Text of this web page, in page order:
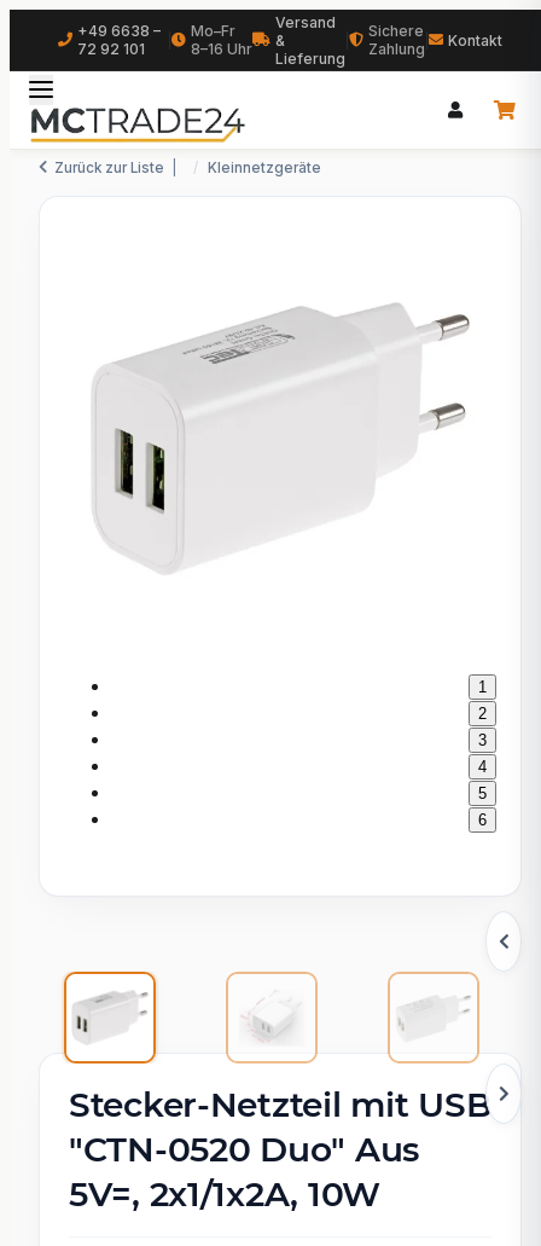
+49 6638 –
72 92 101
Mo–Fr
8–16 Uhr
Versand
&
Lieferung
Sichere
Zahlung
Kontakt
Zurück zur Liste Kleinnetzgeräte
1
2
3
4
5
6
Stecker-Netzteil mit USB
"CTN-0520 Duo" Aus
5V=, 2x1/1x2A, 10W